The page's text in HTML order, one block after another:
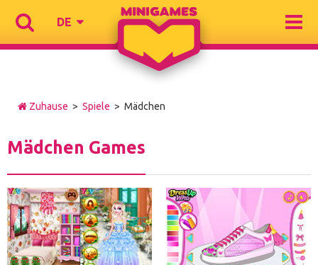
DE
Zuhause > Spiele > Mädchen
Mädchen Games